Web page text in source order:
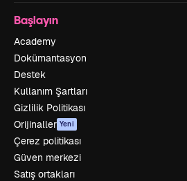
Başlayın
Academy
Dokümantasyon
Destek
Kullanım Şartları
Gizlilik Politikası
Orijinaller Yeni
Çerez politikası
Güven merkezi
Satış ortakları